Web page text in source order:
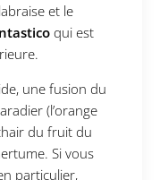
et le
qui est
une fusion du
(l’orange
du fruit du
Si vous
particulier,